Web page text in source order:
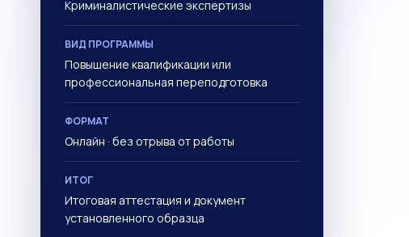
Криминалистические экспертизы
ВИД ПРОГРАММЫ
Повышение квалификации или
профессиональная переподготовка
ФОРМАТ
Онлайн · без отрыва от работы
ИТОГ
Итоговая аттестация и документ
установленного образца